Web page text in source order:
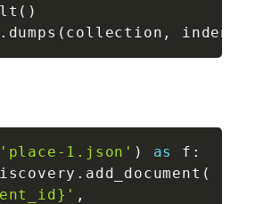
( )
. dumps ( collection , indent
'place-1.json' ) as f :
. add_document (
,
Copy